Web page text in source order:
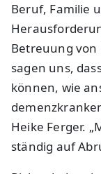
Beruf, Familie
Betreuung von
sagen uns,
können, wie
Heike Ferger.
ständig auf